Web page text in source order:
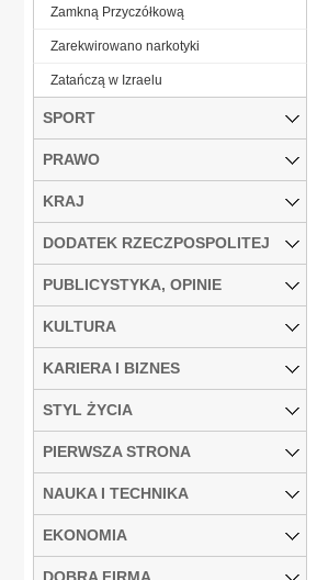
Zamkną Przyczółkową
Zarekwirowano narkotyki
Zatańczą w Izraelu
SPORT
PRAWO
KRAJ
DODATEK RZECZPOSPOLITEJ
PUBLICYSTYKA, OPINIE
KULTURA
KARIERA I BIZNES
STYL ŻYCIA
PIERWSZA STRONA
NAUKA I TECHNIKA
EKONOMIA
DOBRA FIRMA